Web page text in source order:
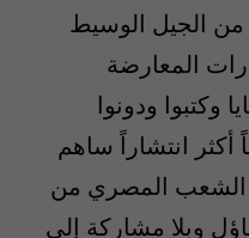
من الجيل الوسيط
المعارضة
وكتبوا ودونوا
انتشاراً ساهم
الشعب المصري من
وبلا مشاركة إلى